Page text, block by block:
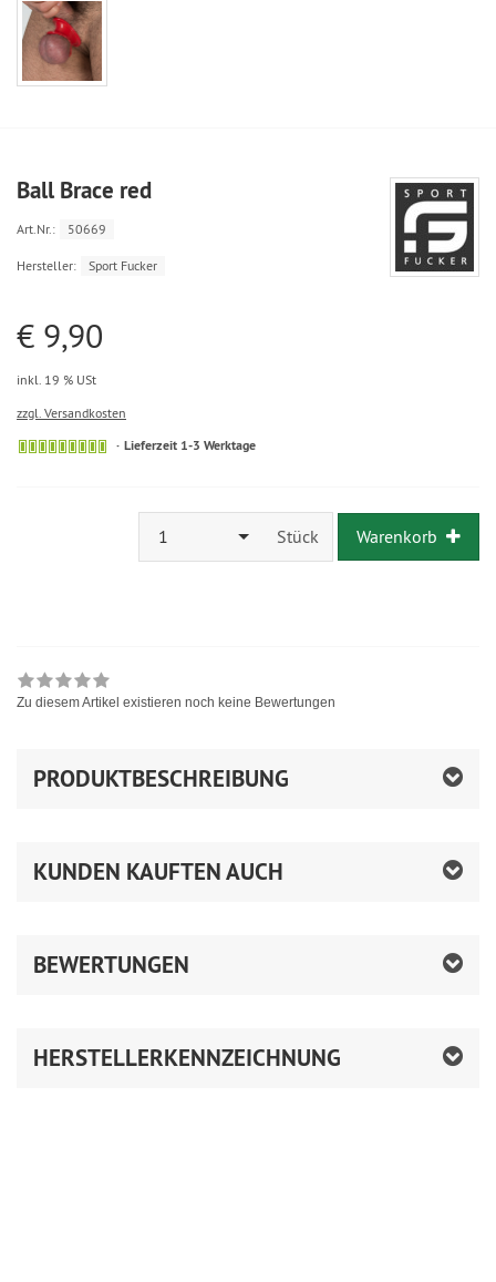
Ball Brace red
Art.Nr.: 50669
Hersteller: Sport Fucker
€ 9,90
inkl. 19 % USt
zzgl. Versandkosten
Lieferzeit 1-3 Werktage
1 Stück Warenkorb
Zu diesem Artikel existieren noch keine Bewertungen
PRODUKTBESCHREIBUNG
KUNDEN KAUFTEN AUCH
BEWERTUNGEN
HERSTELLERKENNZEICHNUNG